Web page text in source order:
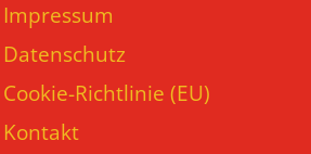
Impressum
Datenschutz
Cookie-Richtlinie (EU)
Kontakt